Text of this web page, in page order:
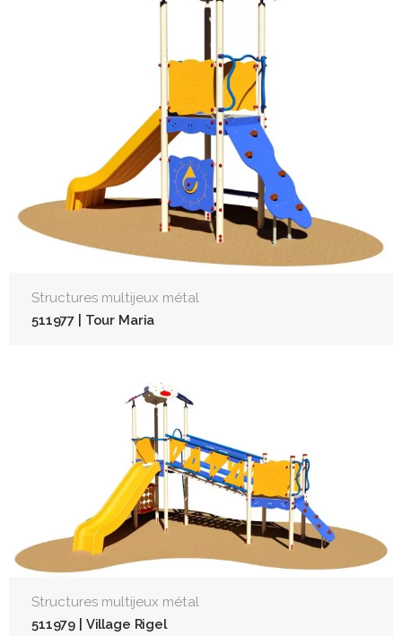
Structures multijeux métal
511977 | Tour Maria
Structures multijeux métal
511979 | Village Rigel